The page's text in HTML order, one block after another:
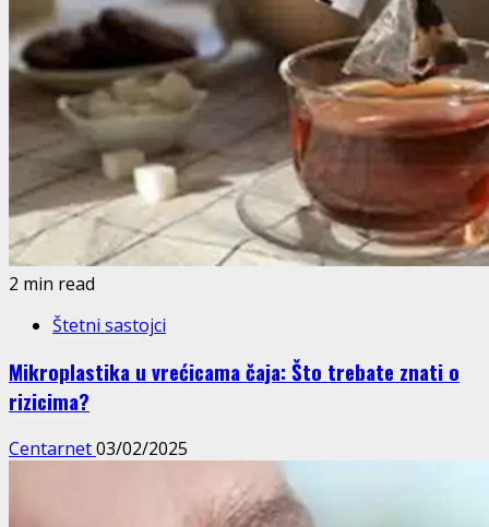
2 min read
Štetni sastojci
Mikroplastika u vrećicama čaja: Što trebate znati o
rizicima?
Centarnet03/02/2025